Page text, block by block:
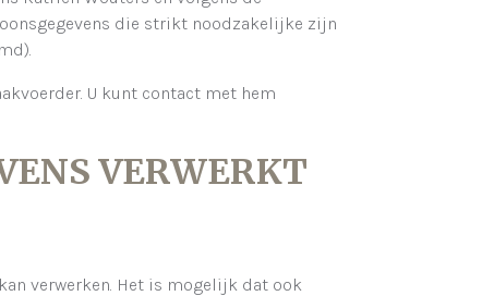
die strikt noodzakelijke zijn
U kunt contact met hem
VERWERKT
verwerken. Het is mogelijk dat ook